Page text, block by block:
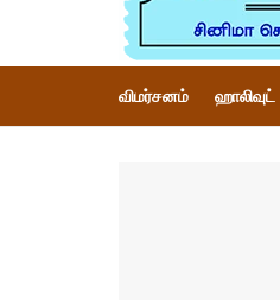
விமர்சனம் ஹாலிவுட்